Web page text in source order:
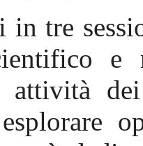
in tre
e
attività